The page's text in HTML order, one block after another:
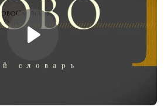
Наследие #199